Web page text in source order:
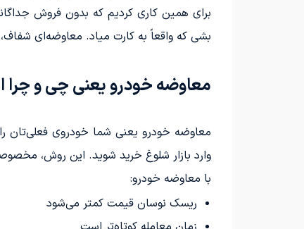
برای همین کاری کردیم که بدون فروش
بشی که واقعاً به کارت میاد. معاوضه‌ای
معاوضه خودرو یعنی چی و چرا
معاوضه خودرو یعنی شما خودروی فعلی‌تان
وارد بازار شلوغ خرید شوید. این روش،
با معاوضه خودرو:
ریسک نوسان قیمت کمتر می‌شود